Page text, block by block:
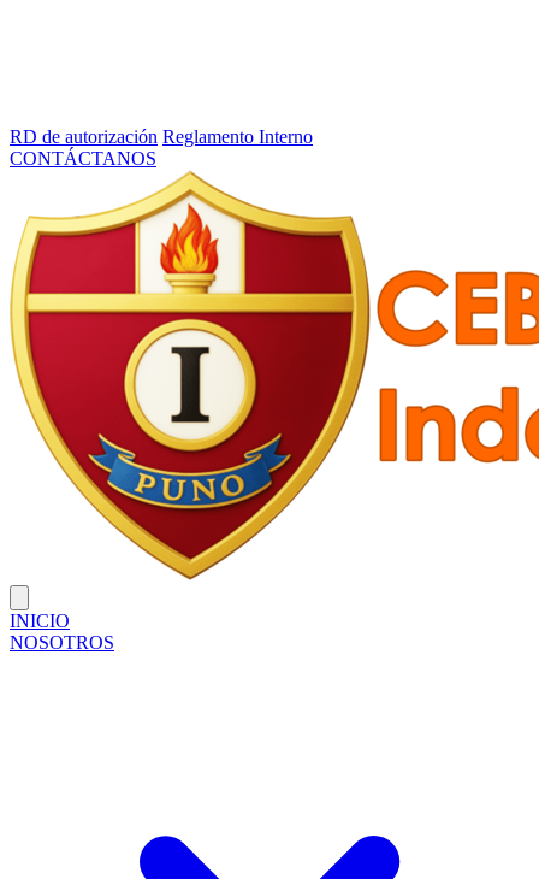
RD de autorización Reglamento Interno
CONTÁCTANOS
INICIO
NOSOTROS